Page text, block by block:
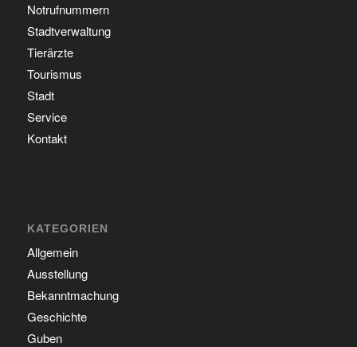
Notrufnummern
Stadtverwaltung
Tierärzte
Tourismus
Stadt
Service
Kontakt
KATEGORIEN
Allgemein
Ausstellung
Bekanntmachung
Geschichte
Guben